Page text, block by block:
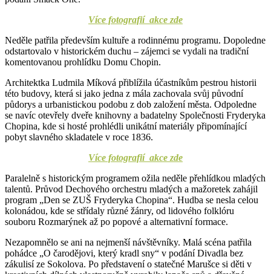
Více fotografií akce zde
Neděle patřila především kultuře a rodinnému programu. Dopoledne
odstartovalo v historickém duchu – zájemci se vydali na tradiční
komentovanou prohlídku Domu Chopin.
Architektka Ludmila Míková přiblížila účastníkům pestrou historii
této budovy, která si jako jedna z mála zachovala svůj původní
půdorys a urbanistickou podobu z dob založení města. Odpoledne
se navíc otevřely dveře knihovny a badatelny Společnosti Fryderyka
Chopina, kde si hosté prohlédli unikátní materiály připomínající
pobyt slavného skladatele v roce 1836.
Více fotografií akce zde
Paralelně s historickým programem ožila neděle přehlídkou mladých
talentů. Průvod Dechového orchestru mladých a mažoretek zahájil
program „Den se ZUŠ Fryderyka Chopina“. Hudba se nesla celou
kolonádou, kde se střídaly různé žánry, od lidového folklóru
souboru Rozmarýnek až po popové a alternativní formace.
Nezapomnělo se ani na nejmenší návštěvníky. Malá scéna patřila
pohádce „O čarodějovi, který kradl sny“ v podání Divadla bez
zákulisí ze Sokolova. Po představení o statečné Marušce si děti v